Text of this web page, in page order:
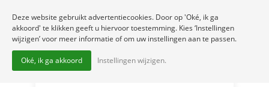
Deze website gebruikt advertentiecookies. Door op 'Oké, ik ga
akkoord' te klikken geeft u hiervoor toestemming. Kies ‘Instellingen
wijzigen’ voor meer informatie of om uw instellingen aan te passen.
Oké, ik ga akkoord Instellingen wijzigen.